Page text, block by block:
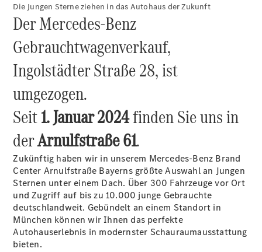
EQS
Limousine -
elektrisch
C-Klasse
Limousine
C-Klasse
Limousine -
Limousine
Limousine
S-Klasse
Lang
Mercedes-
Maybach S-
Klasse
SUVs
Die Jungen Sterne ziehen in das Autohaus der Zukunft
Der Mercedes-Benz
Gebrauchtwagenverkauf,
Ingolstädter Straße 28, ist
umgezogen.
Seit1. Januar 2024finden Sie uns in
derArnulfstraße 61.
Zukünftig haben wir in unserem Mercedes-Benz Brand
Center Arnulfstraße Bayerns größte Auswahl an Jungen
Sternen unter einem Dach. Über 300 Fahrzeuge vor Ort
und Zugriff auf bis zu 10.000 junge Gebrauchte
deutschlandweit. Gebündelt an einem Standort in
München können wir Ihnen das perfekte
Autohauserlebnis in modernster Schauraumausstattung
bieten.